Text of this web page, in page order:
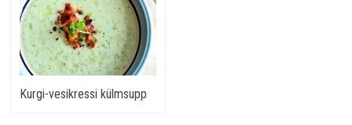
Kurgi-vesikressi külmsupp